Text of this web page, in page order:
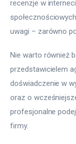
recenzje w
uwagi – zarówno
Nie warto również
przedstawicielem
doświadczenie w
oraz o
profesjonalne
firmy.